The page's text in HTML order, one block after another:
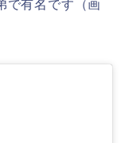
で有名です（画